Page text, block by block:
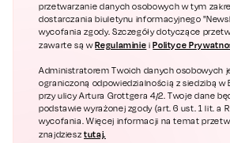
przetwarzanie danych osobowych w tym
dostarczania biuletynu informacyjnego
wycofania zgody. Szczegóły dotyczące
zawarte są wRegulaminie iPolityce
Administratorem Twoich danych osobowych
ograniczoną odpowiedzialnością z siedzibą w
przy ulicy Artura Grottgera 4/2. Twoje dane
podstawie wyrażonej zgody (art. 6 ust. 1 lit. a
wycofania. Więcej informacji na temat
znajdziesztutaj.